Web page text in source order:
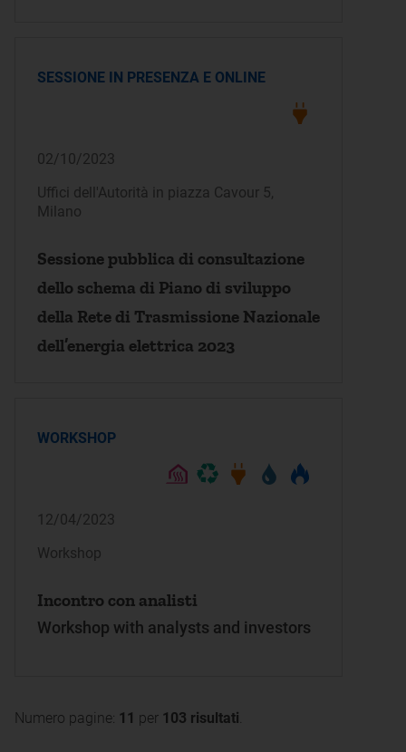
SESSIONE IN PRESENZA E ONLINE
02/10/2023
Uffici dell'Autorità in piazza Cavour 5,
Milano
Sessione pubblica di consultazione
dello schema di Piano di sviluppo
della Rete di Trasmissione Nazionale
dell’energia elettrica 2023
WORKSHOP
12/04/2023
Workshop
Incontro con analisti
Workshop with analysts and investors
Numero pagine: 11 per 103 risultati.